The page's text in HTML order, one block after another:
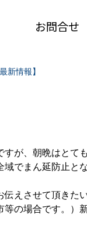
お問合せ
新情報】
が、朝晩はとて
でまん延防止と
えさせて頂きた
の場合です。）